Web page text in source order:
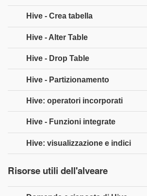
Hive - Crea tabella
Hive - Alter Table
Hive - Drop Table
Hive - Partizionamento
Hive: operatori incorporati
Hive - Funzioni integrate
Hive: visualizzazione e indici
Risorse utili dell'alveare